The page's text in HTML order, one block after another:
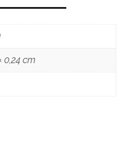
0,24 cm